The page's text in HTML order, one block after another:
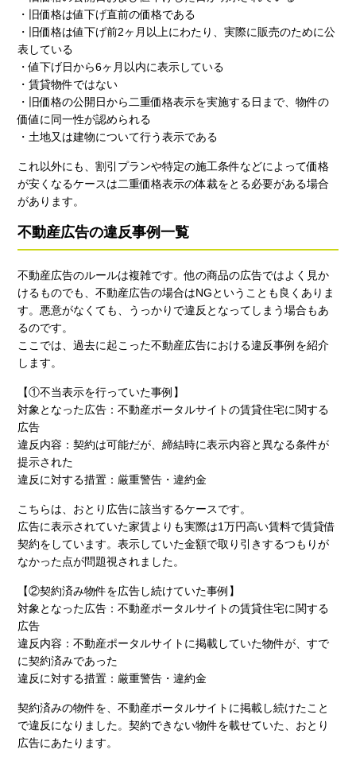
・旧価格は値下げ直前の価格である
・旧価格は値下げ前2ヶ月以上にわたり、実際に販売のために公
表している
・値下げ日から6ヶ月以内に表示している
・賃貸物件ではない
・旧価格の公開日から二重価格表示を実施する日まで、物件の
価値に同一性が認められる
・土地又は建物について行う表示である
これ以外にも、割引プランや特定の施工条件などによって価格
が安くなるケースは二重価格表示の体裁をとる必要がある場合
があります。
不動産広告の違反事例一覧
不動産広告のルールは複雑です。他の商品の広告ではよく見か
けるものでも、不動産広告の場合はNGということも良くありま
す。悪意がなくても、うっかりで違反となってしまう場合もあ
るのです。
ここでは、過去に起こった不動産広告における違反事例を紹介
します。
【①不当表示を行っていた事例】
対象となった広告：不動産ポータルサイトの賃貸住宅に関する
広告
違反内容：契約は可能だが、締結時に表示内容と異なる条件が
提示された
違反に対する措置：厳重警告・違約金
こちらは、おとり広告に該当するケースです。
広告に表示されていた家賃よりも実際は1万円高い賃料で賃貸借
契約をしています。表示していた金額で取り引きするつもりが
なかった点が問題視されました。
【②契約済み物件を広告し続けていた事例】
対象となった広告：不動産ポータルサイトの賃貸住宅に関する
広告
違反内容：不動産ポータルサイトに掲載していた物件が、すで
に契約済みであった
違反に対する措置：厳重警告・違約金
契約済みの物件を、不動産ポータルサイトに掲載し続けたこと
で違反になりました。契約できない物件を載せていた、おとり
広告にあたります。